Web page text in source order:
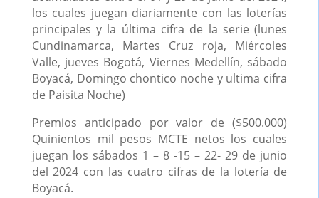
los cuales juegan diariamente con las loterías
principales y la última cifra de la serie (lunes
Cundinamarca, Martes Cruz roja, Miércoles
Valle, jueves Bogotá, Viernes Medellín, sábado
Boyacá, Domingo chontico noche y ultima cifra
de Paisita Noche)
Premios anticipado por valor de ($500.000)
Quinientos mil pesos MCTE netos los cuales
juegan los sábados 1 – 8 -15 – 22- 29 de junio
del 2024 con las cuatro cifras de la lotería de
Boyacá.